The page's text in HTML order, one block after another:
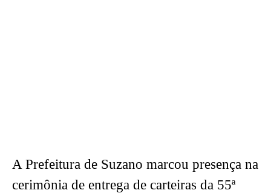
A Prefeitura de Suzano marcou presença na
cerimônia de entrega de carteiras da 55ª